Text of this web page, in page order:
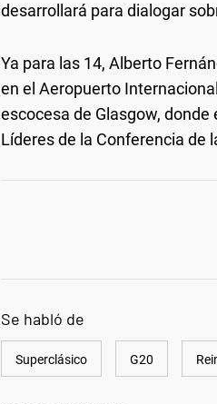
desarrollará para dialogar
Ya para las 14, Alberto
en el Aeropuerto
escocesa de Glasgow,
Líderes de la Conferencia de
Se habló de
Superclásico G20